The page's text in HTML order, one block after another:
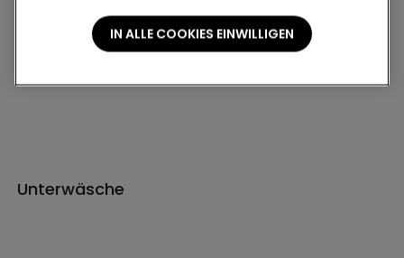
5 zu 5 Produkte
Unterwäsche
IN ALLE COOKIES EINWILLIGEN